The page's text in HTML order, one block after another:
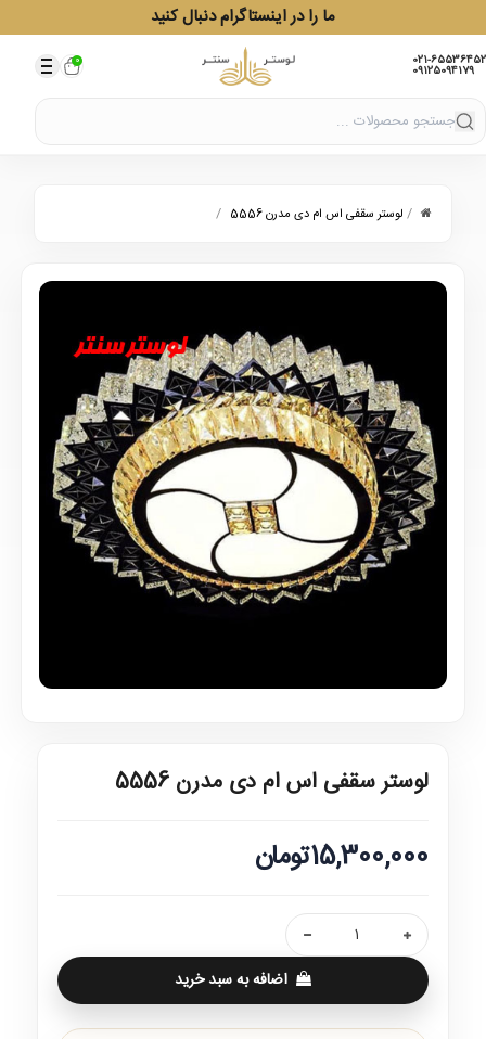
ما را در اینستاگرام دنبال کنید
021-65536452
09125094179
0
/ لوستر سقفی اس ام دی مدرن 5556 /
لوستر سقفی اس ام دی مدرن 5556
15,300,000تومان
اضافه به سبد خرید